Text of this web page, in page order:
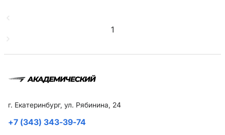
1
г. Екатеринбург, ул. Рябинина, 24
+7 (343) 343-39-74